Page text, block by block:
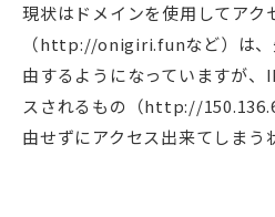
現状はドメインを使用してアク
（http://onigiri.funなど）は、
由するようになっていますが、
スされるもの（http://
由せずにアクセス出来てしまう